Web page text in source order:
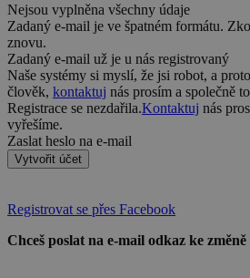
Nejsou vyplněna všechny údaje
Zadaný e-mail je ve špatném formátu.
znovu.
Zadaný e-mail už je u nás registrovaný
Naše systémy si myslí, že jsi robot, a
člověk, kontaktuj nás prosím a společně
Registrace se nezdařila.Kontaktuj nás
vyřešíme.
Zaslat heslo na e-mail
Vytvořit účet
Registrovat se přes Facebook
Chceš poslat na e-mail odkaz ke změně